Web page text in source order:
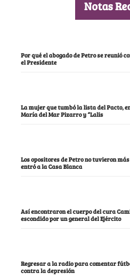
Notas
Por qué el abogado de Petro se reunió
el Presidente
La mujer que tumbó la lista del Pacto,
María del Mar Pizarro y “Lalis
Los opositores de Petro no tuvieron
entró a la Casa Blanca
Así encontraron el cuerpo del cura
escondido por un general del Ejército
Regresar a la radio para comentar
contra la depresión